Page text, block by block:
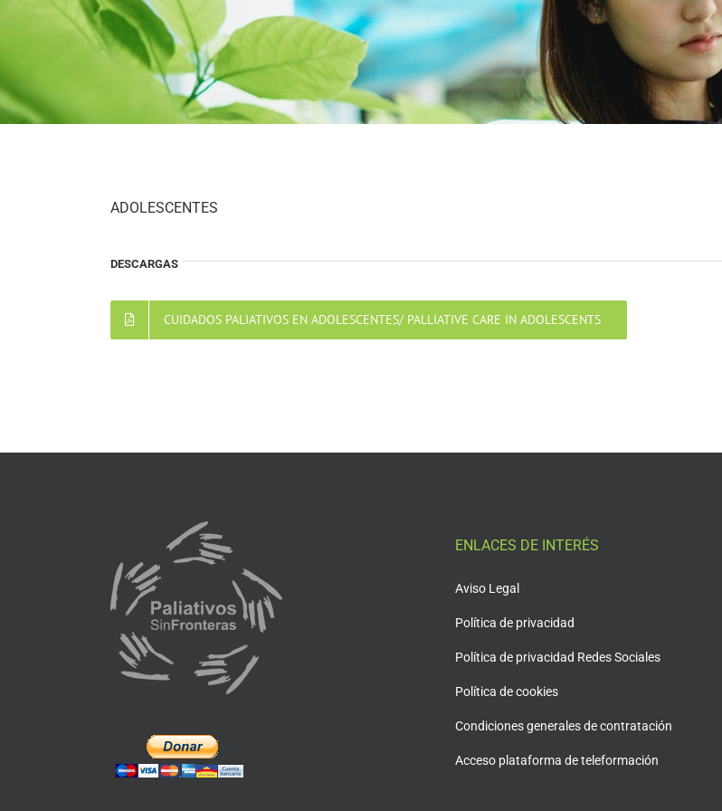
ADOLESCENTES
DESCARGAS
CUIDADOS PALIATIVOS EN ADOLESCENTES/ PALLIATIVE CARE IN ADOLESCENTS
ENLACES DE INTERÉS
Aviso Legal
Política de privacidad
Política de privacidad Redes Sociales
Política de cookies
Condiciones generales de contratación
Acceso plataforma de teleformación